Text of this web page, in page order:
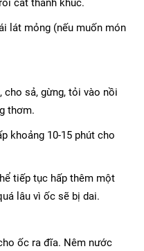
cắt thành khúc.
lát mỏng (nếu muốn món
sả, gừng, tỏi vào nồi
thơm.
khoảng 10-15 phút cho
tiếp tục hấp thêm một
lâu vì ốc sẽ bị dai.
ốc ra đĩa. Nêm nước